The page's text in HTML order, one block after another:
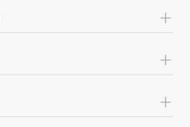
+
+
+